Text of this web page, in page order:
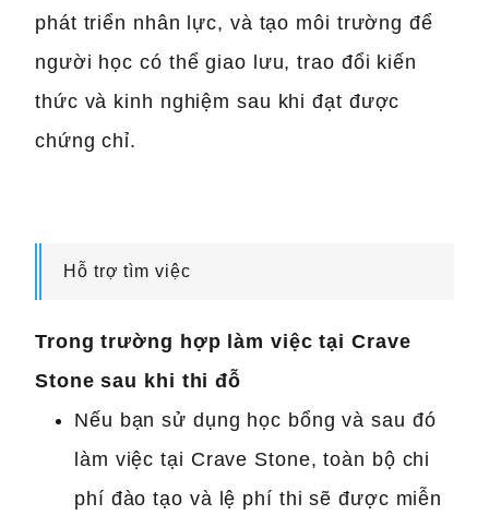
phát triển nhân lực, và tạo môi trường để
người học có thể giao lưu, trao đổi kiến
thức và kinh nghiệm sau khi đạt được
chứng chỉ.
Hỗ trợ tìm việc
Trong trường hợp làm việc tại Crave
Stone sau khi thi đỗ
Nếu bạn sử dụng học bổng và sau đó
làm việc tại Crave Stone, toàn bộ chi
phí đào tạo và lệ phí thi sẽ được miễn